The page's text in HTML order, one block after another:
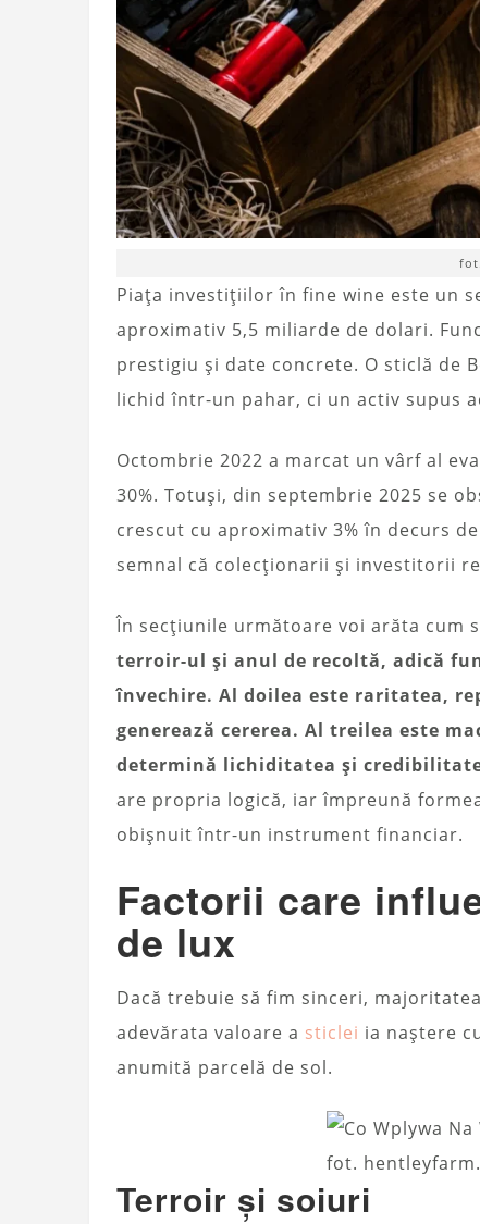
Piața investițiilor în fine wine este un
aproximativ 5,5 miliarde de dolari.
prestigiu și date concrete. O sticlă de
lichid într-un pahar, ci un activ supus
Octombrie 2022 a marcat un vârf al
30%. Totuși, din septembrie 2025 se
crescut cu aproximativ 3% în decurs
semnal că colecționarii și investitorii
În secțiunile următoare voi arăta cum
terroir-ul și anul de recoltă, adică
învechire. Al doilea este raritatea,
generează cererea. Al treilea este
determină lichiditatea și
are propria logică, iar împreună
obișnuit într-un instrument financiar.
Factorii care
de lux
Dacă trebuie să fim sinceri,
adevărata valoare a sticlei ia naștere
anumită parcelă de sol.
fot.
Terroir și soiuri